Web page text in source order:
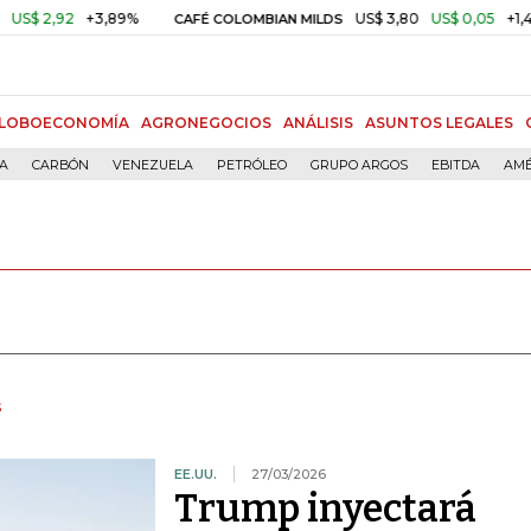
+3,89% CAFÉ COLOMBIAN MILDS US$ 3,80 US$ 0,05 +1,40%
AGRONEGOCIOS ANÁLISIS ASUNTOS LEGALES
CARBÓN VENEZUELA PETRÓLEO GRUPO ARGOS EBITDA
EE.UU. 27/03/2026
Trump inyectará